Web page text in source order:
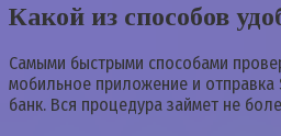
Какой из способов
Самыми быстрыми способами
мобильное приложение и отправка
банк. Вся процедура займет не